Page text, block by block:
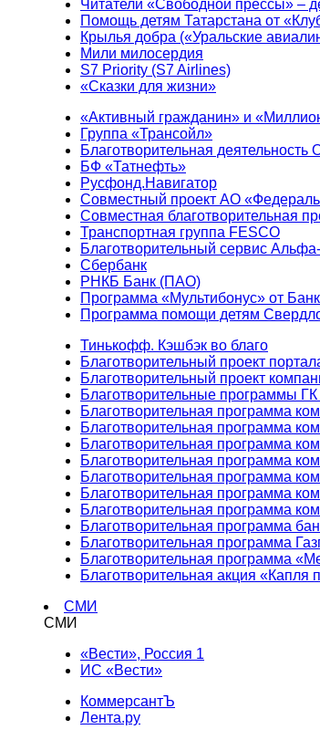
Читатели «Свободной прессы» –
Помощь детям Татарстана от
Крылья добра («Уральские
Мили милосердия
S7 Priority (S7 Airlines)
«Сказки для жизни»
«Активный гражданин» и
Группа «Трансойл»
Благотворительная деятельность
БФ «Татнефть»
Русфонд.Навигатор
Совместный проект АО
Совместная благотворительная
Транспортная группа FESCO
Благотворительный сервис
Сбербанк
РНКБ Банк (ПАО)
Программа «Мультибонус» от
Программа помощи детям
Тинькофф. Кэшбэк во благо
Благотворительный проект
Благотворительный проект
Благотворительные программы ГК
Благотворительная программа
Благотворительная программа
Благотворительная программа
Благотворительная программа
Благотворительная программа
Благотворительная программа
Благотворительная программа
Благотворительная программа
Благотворительная программа
Благотворительная программа
Благотворительная акция
СМИ
СМИ
«Вести», Россия 1
ИС «Вести»
КоммерсантЪ
Лента.ру